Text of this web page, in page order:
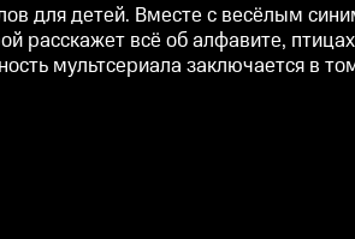
для детей. Вместе с весёлым
расскажет всё об алфавите,
мультсериала заключается в